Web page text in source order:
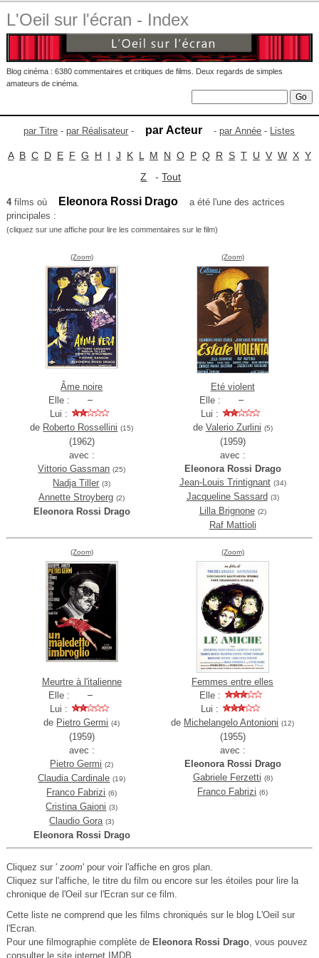
L'Oeil sur l'écran - Index
Blog cinéma : 6380 commentaires et critiques de films. Deux regards de simples
amateurs de cinéma.
par Titre -par Réalisateur - par Acteur -par Année - Listes
A B C D E F G H I J K L M N O P Q R S T U V W X Y
Z -Tout
4films où Eleonora Rossi Drago
a été l'une des actrices
principales :
(cliquez sur une affiche pour lire les commentaires sur le film)
(Zoom)
Âme noire
Elle :
Lui :
de Roberto Rossellini (15)
(1962)
avec :
Vittorio Gassman (25)
Nadja Tiller (3)
Annette Stroyberg (2)
Eleonora Rossi Drago
(Zoom)
Eté violent
Elle :
Lui :
de Valerio Zurlini (5)
(1959)
avec :
Eleonora Rossi Drago
Jean-Louis Trintignant (34)
Jacqueline Sassard (3)
Lilla Brignone (2)
Raf Mattioli
(Zoom)
Meurtre à l'italienne
Elle :
Lui :
de Pietro Germi (4)
(1959)
avec :
Pietro Germi (2)
Claudia Cardinale (19)
Franco Fabrizi (6)
Cristina Gaioni (3)
Claudio Gora (3)
Eleonora Rossi Drago
(Zoom)
Femmes entre elles
Elle :
Lui :
de Michelangelo Antonioni (12)
(1955)
avec :
Eleonora Rossi Drago
Gabriele Ferzetti (8)
Franco Fabrizi (6)
Cliquez sur ' zoom' pour voir l'affiche en gros plan.
Cliquez sur l'affiche, le titre du film ou encore sur les étoiles pour lire la
chronique de l'Oeil sur l'Ecran sur ce film.
Cette liste ne comprend que les films chroniqués sur le blog L'Oeil sur
l'Ecran.
Pour une filmographie complète de Eleonora Rossi Drago, vous pouvez
consulter le site internet IMDB